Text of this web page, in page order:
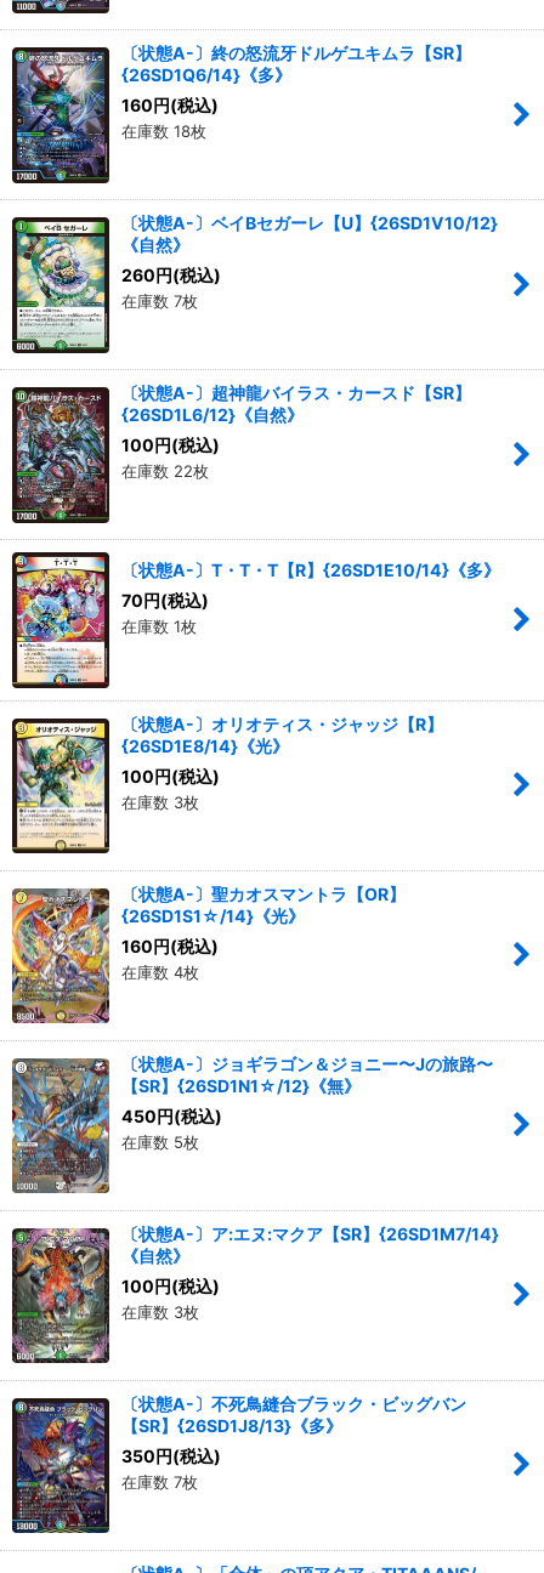
〔状態A-〕終の怒流牙ドルゲユキムラ【SR】
{26SD1Q6/14}《多》
160 円(税込)
在庫数 18枚
〔状態A-〕ベイBセガーレ【U】{26SD1V10/12}
《自然》
260 円(税込)
在庫数 7枚
〔状態A-〕超神龍バイラス・カースド【SR】
{26SD1L6/12}《自然》
100 円(税込)
在庫数 22枚
〔状態A-〕T・T・T【R】{26SD1E10/14}《多》
70円(税込)
在庫数 1枚
〔状態A-〕オリオティス・ジャッジ【R】
{26SD1E8/14}《光》
100円(税込)
在庫数 3枚
〔状態A-〕聖カオスマントラ【OR】
{26SD1S1☆/14}《光》
160円(税込)
在庫数 4枚
〔状態A-〕ジョギラゴン＆ジョニー〜Jの旅路〜
【SR】{26SD1N1☆/12}《無》
450円(税込)
在庫数 5枚
〔状態A-〕ア:エヌ:マクア【SR】{26SD1M7/14}
《自然》
100円(税込)
在庫数 3枚
〔状態A-〕不死鳥縫合ブラック・ビッグバン
【SR】{26SD1J8/13}《多》
350円(税込)
在庫数 7枚